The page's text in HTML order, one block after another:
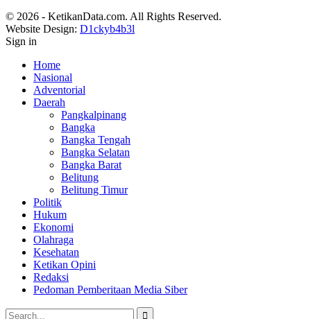
© 2026 - KetikanData.com. All Rights Reserved.
Website Design: D1ckyb4b3l
Sign in
Home
Nasional
Adventorial
Daerah
Pangkalpinang
Bangka
Bangka Tengah
Bangka Selatan
Bangka Barat
Belitung
Belitung Timur
Politik
Hukum
Ekonomi
Olahraga
Kesehatan
Ketikan Opini
Redaksi
Pedoman Pemberitaan Media Siber